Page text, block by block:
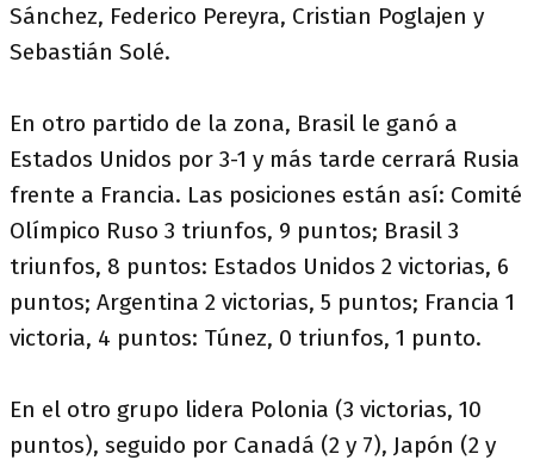
Sánchez, Federico Pereyra, Cristian Poglajen y
Sebastián Solé.
En otro partido de la zona, Brasil le ganó a
Estados Unidos por 3-1 y más tarde cerrará Rusia
frente a Francia. Las posiciones están así: Comité
Olímpico Ruso 3 triunfos, 9 puntos; Brasil 3
triunfos, 8 puntos: Estados Unidos 2 victorias, 6
puntos; Argentina 2 victorias, 5 puntos; Francia 1
victoria, 4 puntos: Túnez, 0 triunfos, 1 punto.
En el otro grupo lidera Polonia (3 victorias, 10
puntos), seguido por Canadá (2 y 7), Japón (2 y